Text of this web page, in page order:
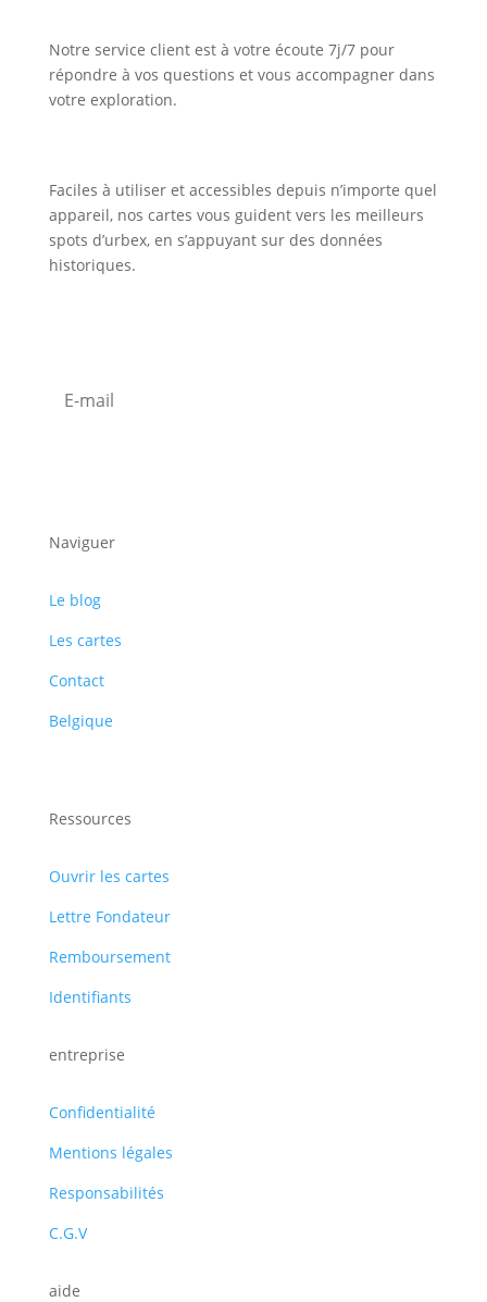
Notre service client est à votre écoute 7j/7 pour
répondre à vos questions et vous accompagner dans
votre exploration.
Faciles à utiliser et accessibles depuis n’importe quel
appareil, nos cartes vous guident vers les meilleurs
spots d’urbex, en s’appuyant sur des données
historiques.
Naviguer
Le blog
Les cartes
Contact
Belgique
Ressources
Ouvrir les cartes
Lettre Fondateur
Remboursement
Identifiants
entreprise
Confidentialité
Mentions légales
Responsabilités
C.G.V
aide